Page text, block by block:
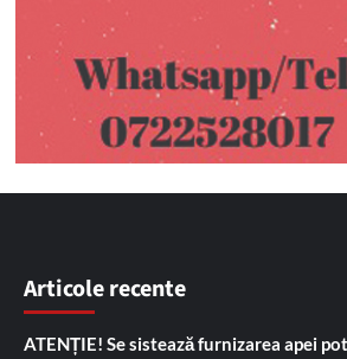
Articole recente
ATENȚIE! Se sistează furnizarea apei